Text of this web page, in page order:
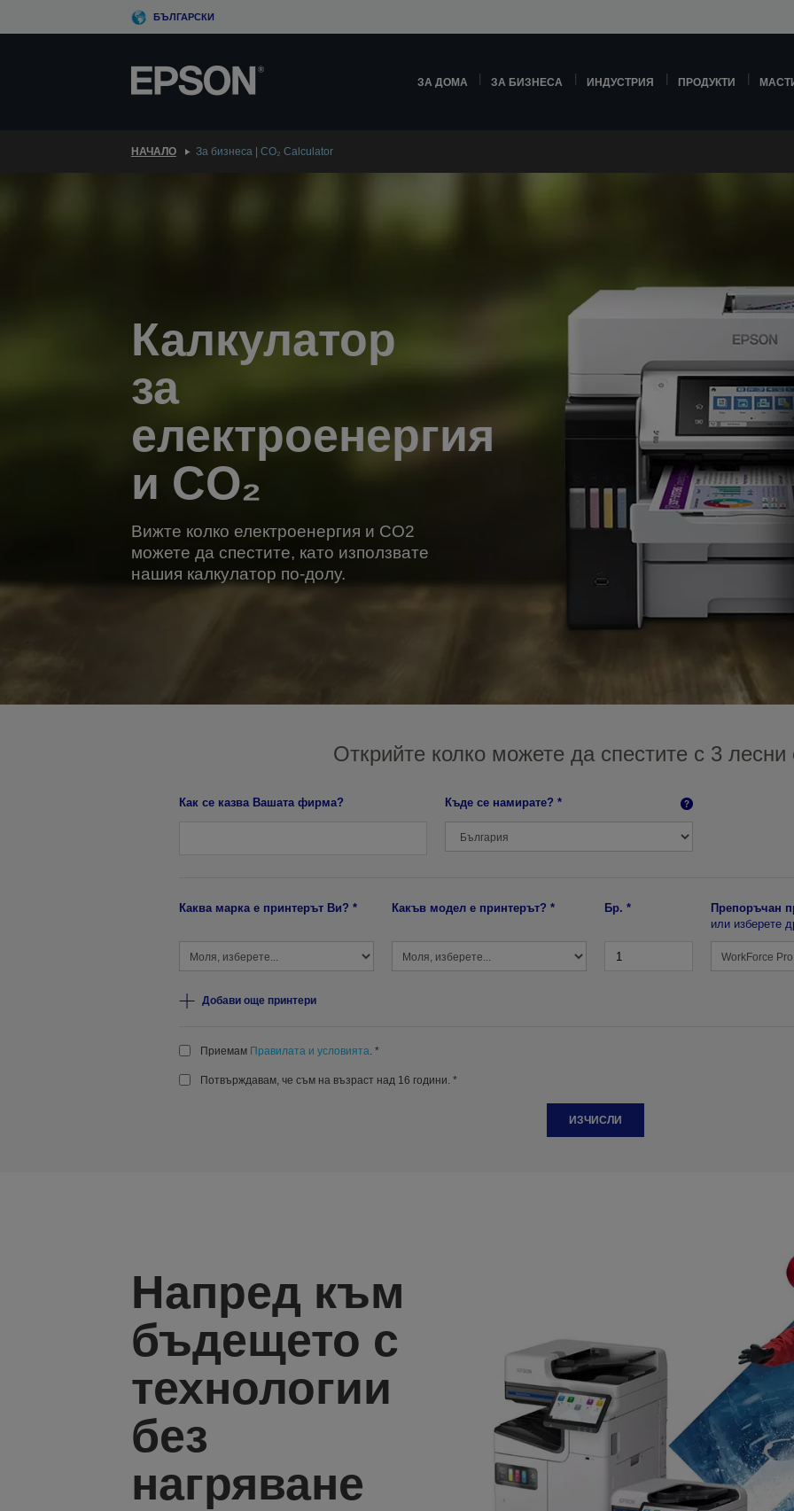
main
БЪЛГАРСКИ
ЗА ДОМА ЗА БИЗНЕСА ИНДУСТРИЯ ПРОДУКТИ
НАЧАЛО За бизнеса | CO₂ Calculator
Калкулатор
за
електроенергия
и CO₂
Вижте колко електроенергия и CO2
можете да спестите, като използвате
нашия калкулатор по-долу.
Открийте колко можете да спестите с 3 лесни
Как се казва Вашата фирма? Къде се намирате? *
Каква марка е принтерът Ви? * Какъв модел е принтерът? * Бр. *
Препоръчан
или изберете
Добави още принтери
Приемам Правилата и условията. *
Потвърждавам, че съм на възраст над 16 години. *
ИЗЧИСЛИ
Напред към
бъдещето с
технологии
без
нагряване